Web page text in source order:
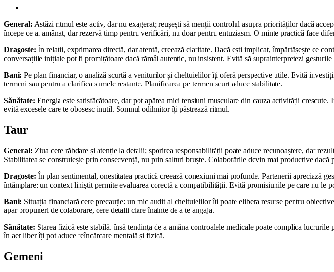
General: Astăzi ritmul este activ, dar nu exagerat; reușești să menții controlul asupra priorităților dacă
începe ce ai amânat, dar rezervă timp pentru verificări, nu doar pentru entuziasm. O minte practică face
Dragoste: În relații, exprimarea directă, dar atentă, creează claritate. Dacă ești implicat, împărtășește ce
conversațiile inițiale pot fi promițătoare dacă rămâi autentic, nu insistent. Evită să suprainterpretezi gesturile
Bani: Pe plan financiar, o analiză scurtă a veniturilor și cheltuielilor îți oferă perspective utile. Evită
termeni sau pentru a clarifica sumele restante. Planificarea pe termen scurt aduce stabilitate.
Sănătate: Energia este satisfăcătoare, dar pot apărea mici tensiuni musculare din cauza activității
evită excesele care te obosesc inutil. Somnul odihnitor îți păstrează ritmul.
Taur
General: Ziua cere răbdare și atenție la detalii; sporirea responsabilității poate aduce recunoaștere, dar
Stabilitatea se construiește prin consecvență, nu prin salturi bruște. Colaborările devin mai productive dacă
Dragoste: În plan sentimental, onestitatea practică creează conexiuni mai profunde. Partenerii apreciază
întâmplare; un context liniștit permite evaluarea corectă a compatibilității. Evită promisiunile pe care nu le
Bani: Situația financiară cere precauție: un mic audit al cheltuielilor îți poate elibera resurse pentru
apar propuneri de colaborare, cere detalii clare înainte de a te angaja.
Sănătate: Starea fizică este stabilă, însă tendința de a amâna controalele medicale poate complica
în aer liber îți pot aduce reîncărcare mentală și fizică.
Gemeni